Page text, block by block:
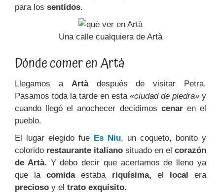
para los sentidos.
Una calle cualquiera de Artà
Dónde comer en Artà
Llegamos a Artàdespués de visitar Petra.
Pasamos toda la tarde en esta «ciudad de piedra» y
cuando llegó el anochecer decidimos cenar en el
pueblo.
El lugar elegido fue Es Niu, un coqueto, bonito y
colorido restaurante italiano situado en el corazón
de Artà. Y debo decir que acertamos de lleno ya
que lacomidaestaba riquísima, el localera
precioso y el trato exquisito.